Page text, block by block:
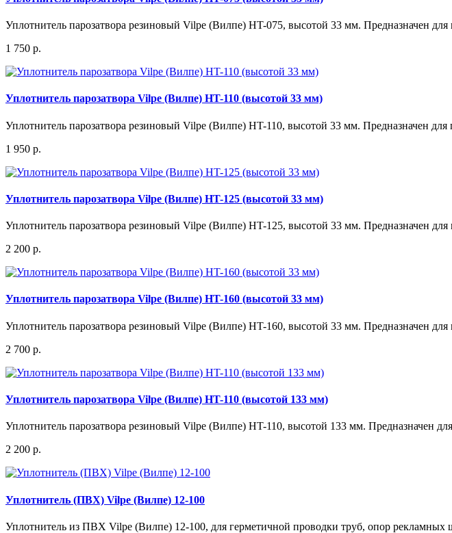
Уплотнитель парозатвора резиновый Vilpe (Вилпе) HT-075, высотой 33 мм. Предназначен для
1 750 р.
Уплотнитель парозатвора Vilpe (Вилпе) HT-110 (высотой 33 мм)
Уплотнитель парозатвора резиновый Vilpe (Вилпе) HT-110, высотой 33 мм. Предназначен для
1 950 р.
Уплотнитель парозатвора Vilpe (Вилпе) HT-125 (высотой 33 мм)
Уплотнитель парозатвора резиновый Vilpe (Вилпе) HT-125, высотой 33 мм. Предназначен для
2 200 р.
Уплотнитель парозатвора Vilpe (Вилпе) HT-160 (высотой 33 мм)
Уплотнитель парозатвора резиновый Vilpe (Вилпе) HT-160, высотой 33 мм. Предназначен для
2 700 р.
Уплотнитель парозатвора Vilpe (Вилпе) HT-110 (высотой 133 мм)
Уплотнитель парозатвора резиновый Vilpe (Вилпе) HT-110, высотой 133 мм. Предназначен
2 200 р.
Уплотнитель (ПВХ) Vilpe (Вилпе) 12-100
Уплотнитель из ПВХ Vilpe (Вилпе) 12-100, для герметичной проводки труб, опор рекламных